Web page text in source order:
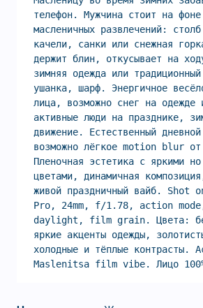
телефон. Мужчина стоит на фоне
масленичных развлечений:
качели, санки или снежная
держит блин, откусывает на
зимняя одежда или
ушанка, шарф. Энергичное
лица, возможно снег на одежде
активные люди на празднике,
движение. Естественный
возможно лёгкое motion blur от
Пленочная эстетика с яркими
цветами, динамичная
живой праздничный вайб. Shot
Pro, 24mm, f/1.78, action
daylight, film grain. Цвета:
яркие акценты одежды,
холодные и тёплые контрасты.
Maslenitsa film vibe. Лицо